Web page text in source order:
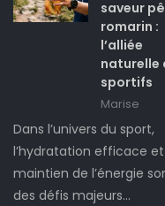
saveur
romarin :
l’alliée
naturelle
sportifs
Marise
Dans l’univers du sport,
l’hydratation efficace
maintien de l’énergie
des défis majeurs…